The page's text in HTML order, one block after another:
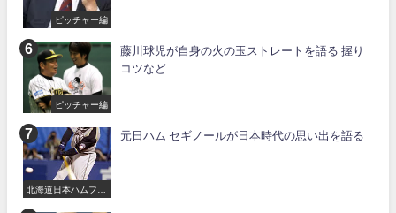
ピッチャー編
ピッチャー編
藤川球児が自身の火の玉ストレートを語る 握り
コツなど
北海道日本ハムファ
元日ハム セギノールが日本時代の思い出を語る